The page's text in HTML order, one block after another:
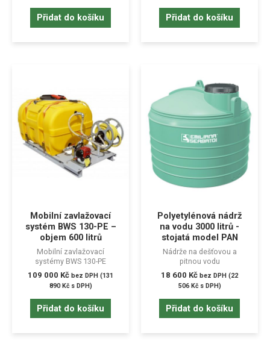
Přidat do košíku Přidat do košíku
Mobilní zavlažovací
systém BWS 130-PE –
objem 600 litrů
Mobilní zavlažovací
systémy BWS 130-PE
109 000 Kč bez DPH (131
890 Kčs DPH)
Přidat do košíku
Polyetylénová nádrž
na vodu 3000 litrů -
stojatá model PAN
Nádrže na dešťovou a
pitnou vodu
18 600 Kč bez DPH (22
506 Kčs DPH)
Přidat do košíku